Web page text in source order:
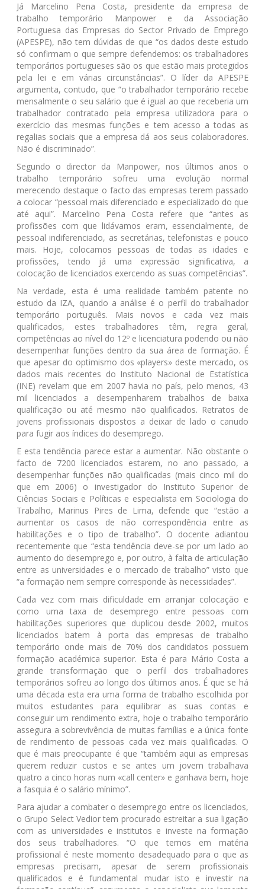
Já Marcelino Pena Costa, presidente da empresa de
trabalho temporário Manpower e da Associação
Portuguesa das Empresas do Sector Privado de Emprego
(APESPE), não tem dúvidas de que “os dados deste estudo
só confirmam o que sempre defendemos: os trabalhadores
temporários portugueses são os que estão mais protegidos
pela lei e em várias circunstâncias”. O líder da APESPE
argumenta, contudo, que “o trabalhador temporário recebe
mensalmente o seu salário que é igual ao que receberia um
trabalhador contratado pela empresa utilizadora para o
exercício das mesmas funções e tem acesso a todas as
regalias sociais que a empresa dá aos seus colaboradores.
Não é discriminado”.
Segundo o director da Manpower, nos últimos anos o
trabalho temporário sofreu uma evolução normal
merecendo destaque o facto das empresas terem passado
a colocar “pessoal mais diferenciado e especializado do que
até aqui”. Marcelino Pena Costa refere que “antes as
profissões com que lidávamos eram, essencialmente, de
pessoal indiferenciado, as secretárias, telefonistas e pouco
mais. Hoje, colocamos pessoas de todas as idades e
profissões, tendo já uma expressão significativa, a
colocação de licenciados exercendo as suas competências”.
Na verdade, esta é uma realidade também patente no
estudo da IZA, quando a análise é o perfil do trabalhador
temporário português. Mais novos e cada vez mais
qualificados, estes trabalhadores têm, regra geral,
competências ao nível do 12º e licenciatura podendo ou não
desempenhar funções dentro da sua área de formação. É
que apesar do optimismo dos «players» deste mercado, os
dados mais recentes do Instituto Nacional de Estatística
(INE) revelam que em 2007 havia no país, pelo menos, 43
mil licenciados a desempenharem trabalhos de baixa
qualificação ou até mesmo não qualificados. Retratos de
jovens profissionais dispostos a deixar de lado o canudo
para fugir aos índices do desemprego.
E esta tendência parece estar a aumentar. Não obstante o
facto de 7200 licenciados estarem, no ano passado, a
desempenhar funções não qualificadas (mais cinco mil do
que em 2006) o investigador do Instituto Superior de
Ciências Sociais e Políticas e especialista em Sociologia do
Trabalho, Marinus Pires de Lima, defende que “estão a
aumentar os casos de não correspondência entre as
habilitações e o tipo de trabalho”. O docente adiantou
recentemente que “esta tendência deve-se por um lado ao
aumento do desemprego e, por outro, à falta de articulação
entre as universidades e o mercado de trabalho” visto que
“a formação nem sempre corresponde às necessidades”.
Cada vez com mais dificuldade em arranjar colocação e
como uma taxa de desemprego entre pessoas com
habilitações superiores que duplicou desde 2002, muitos
licenciados batem à porta das empresas de trabalho
temporário onde mais de 70% dos candidatos possuem
formação académica superior. Esta é para Mário Costa a
grande transformação que o perfil dos trabalhadores
temporários sofreu ao longo dos últimos anos. É que se há
uma década esta era uma forma de trabalho escolhida por
muitos estudantes para equilibrar as suas contas e
conseguir um rendimento extra, hoje o trabalho temporário
assegura a sobrevivência de muitas famílias e a única fonte
de rendimento de pessoas cada vez mais qualificadas. O
que é mais preocupante é que “também aqui as empresas
querem reduzir custos e se antes um jovem trabalhava
quatro a cinco horas num «call center» e ganhava bem, hoje
a fasquia é o salário mínimo”.
Para ajudar a combater o desemprego entre os licenciados,
o Grupo Select Vedior tem procurado estreitar a sua ligação
com as universidades e institutos e investe na formação
dos seus trabalhadores. “O que temos em matéria
profissional é neste momento desadequado para o que as
empresas precisam, apesar de serem profissionais
qualificados e é fundamental mudar isto e investir na